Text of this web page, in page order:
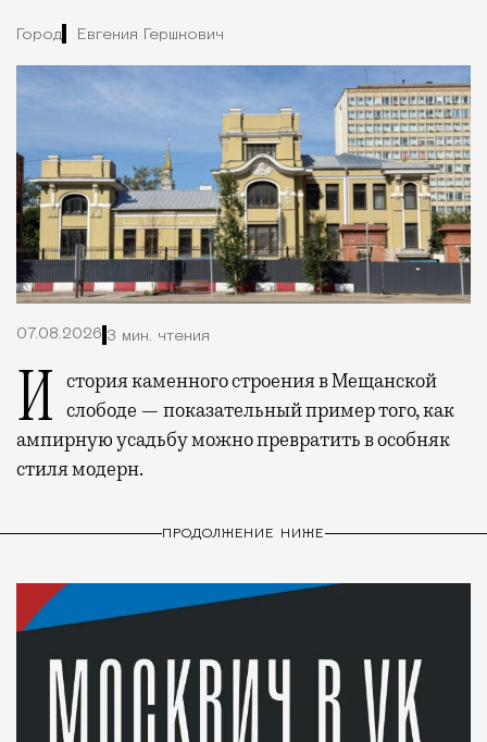
Город Евгения Гершкович
07.08.2026 3 мин. чтения
История каменного строения в Мещанской слободе — показательный пример того, как
ампирную усадьбу можно превратить в особняк
стиля модерн.
ПРОДОЛЖЕНИЕ НИЖЕ